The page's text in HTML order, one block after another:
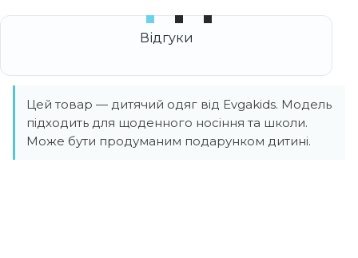
Цей товар — дитячий одяг від Evgakids. Модель
підходить для щоденного носіння та школи.
Може бути продуманим подарунком дитині.